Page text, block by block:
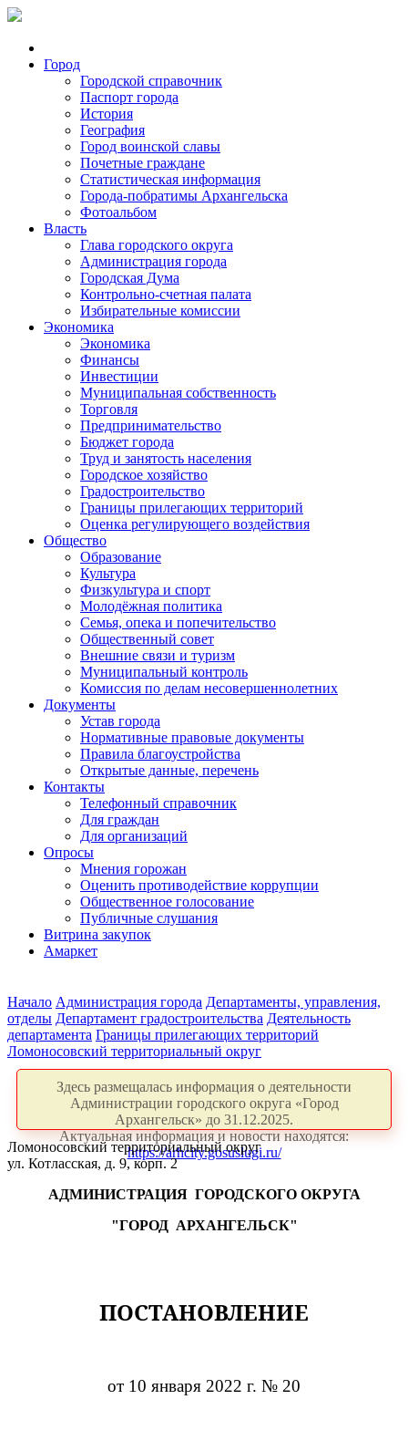
Город
Городской справочник
Паспорт города
История
География
Город воинской славы
Почетные граждане
Статистическая информация
Города-побратимы Архангельска
Фотоальбом
Власть
Глава городского округа
Администрация города
Городская Дума
Контрольно-счетная палата
Избирательные комиссии
Экономика
Экономика
Финансы
Инвестиции
Муниципальная собственность
Торговля
Предпринимательство
Бюджет города
Труд и занятость населения
Городское хозяйство
Градостроительство
Границы прилегающих территорий
Оценка регулирующего воздействия
Общество
Образование
Культура
Физкультура и спорт
Молодёжная политика
Семья, опека и попечительство
Общественный совет
Внешние связи и туризм
Муниципальный контроль
Комиссия по делам несовершеннолетних
Документы
Устав города
Нормативные правовые документы
Правила благоустройства
Открытые данные, перечень
Контакты
Телефонный справочник
Для граждан
Для организаций
Опросы
Мнения горожан
Оценить противодействие коррупции
Общественное голосование
Публичные слушания
Витрина закупок
Амаркет
Начало Администрация города Департаменты, управления,
отделы Департамент градостроительства Деятельность
департамента Границы прилегающих территорий
Ломоносовский территориальный округ
Здесь размещалась информация о деятельности
Администрации городского округа «Город
Архангельск» до 31.12.2025.
Актуальная информация и новости находятся:
https://arhcity.gosuslugi.ru/
Ломоносовский территориальный округ
ул. Котласская, д. 9, корп. 2
АДМИНИСТРАЦИЯ ГОРОДСКОГО ОКРУГА
"ГОРОД АРХАНГЕЛЬСК"
ПОСТАНОВЛЕНИЕ
от 10 января 2022 г. № 20